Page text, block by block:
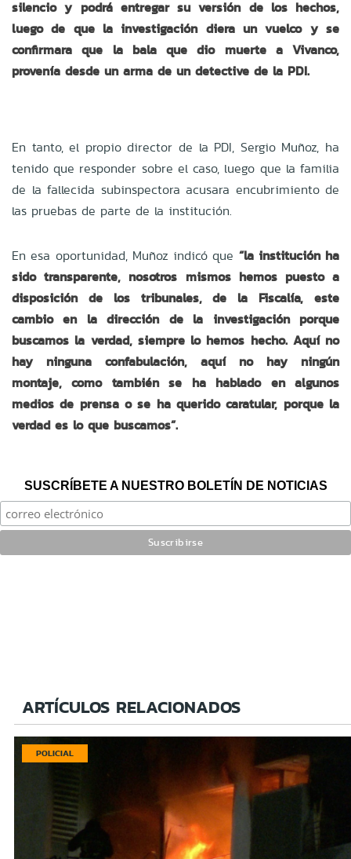
silencio y podrá entregar su versión de los hechos,
luego de que la investigación diera un vuelco y se
confirmara que la bala que dio muerte a Vivanco,
provenía desde un arma de un detective de la PDI.
En tanto, el propio director de la PDI, Sergio Muñoz, ha
tenido que responder sobre el caso, luego que la familia
de la fallecida subinspectora acusara encubrimiento de
las pruebas de parte de la institución.
En esa oportunidad, Muñoz indicó que “la institución ha
sido transparente, nosotros mismos hemos puesto a
disposición de los tribunales, de la Fiscalía, este
cambio en la dirección de la investigación porque
buscamos la verdad, siempre lo hemos hecho. Aquí no
hay ninguna confabulación, aquí no hay ningún
montaje, como también se ha hablado en algunos
medios de prensa o se ha querido caratular, porque la
verdad es lo que buscamos”.
SUSCRÍBETE A NUESTRO BOLETÍN DE NOTICIAS
ARTÍCULOS RELACIONADOS
POLICIAL